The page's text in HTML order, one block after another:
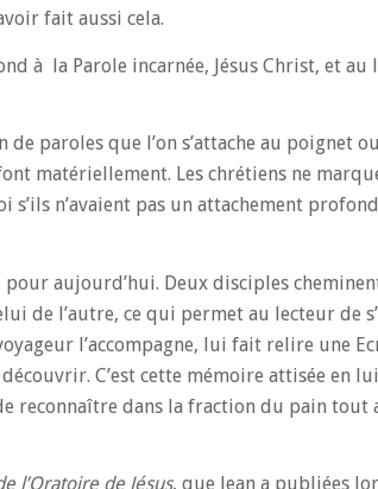
fait aussi cela.
à la Parole incarnée, Jésus Christ, et au
paroles que l’on s’attache au poignet
matériellement. Les chrétiens ne
n’avaient pas un attachement
pour aujourd’hui. Deux disciples
de l’autre, ce qui permet au lecteur de
l’accompagne, lui fait relire une
C’est cette mémoire attisée en
reconnaître dans la fraction du pain tout
l’Oratoire de Jésus, que Jean a publiées